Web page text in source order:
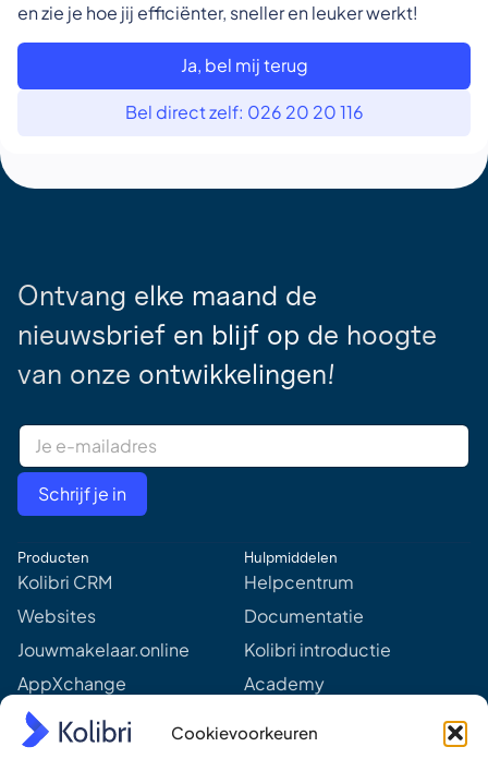
Cookievoorkeuren
en zie je hoe jij efficiënter, sneller en leuker werkt!
Ja, bel mij terug
Bel direct zelf: 026 20 20 116
Ontvang elke maand de
nieuwsbrief en blijf op de hoogte
van onze ontwikkelingen!
E
a
l
d
r
s
*
Schrijf je in
Producten
Kolibri CRM
Websites
Jouwmakelaar.online
AppXchange
Mediapartners
Prijzen
Hulpmiddelen
Helpcentrum
Documentatie
Kolibri introductie
Academy
Aankomende webinars &
events